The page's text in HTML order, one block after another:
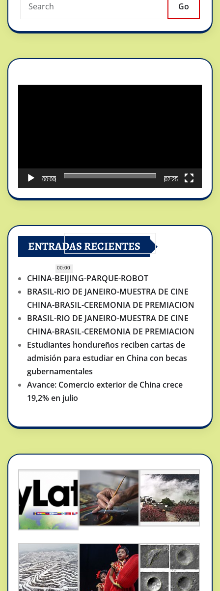
Go
00:00
00:00
02:25
ENTRADAS RECIENTES
CHINA-BEIJING-PARQUE-ROBOT
BRASIL-RIO DE JANEIRO-MUESTRA DE CINE
CHINA-BRASIL-CEREMONIA DE PREMIACION
BRASIL-RIO DE JANEIRO-MUESTRA DE CINE
CHINA-BRASIL-CEREMONIA DE PREMIACION
Estudiantes hondureños reciben cartas de
admisión para estudiar en China con becas
gubernamentales
Avance: Comercio exterior de China crece
19,2% en julio